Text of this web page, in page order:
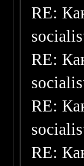
RE:
RE:
RE:
RE: